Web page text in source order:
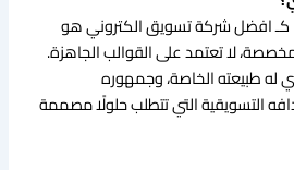
ما يميز Marketing Builders كـ افضل شركة تسويق الكتروني هو
لا تعتمد على القوالب الجاهزة.
له طبيعته الخاصة، وجمهوره
التسويقية التي تتطلب حلولًا مصممة